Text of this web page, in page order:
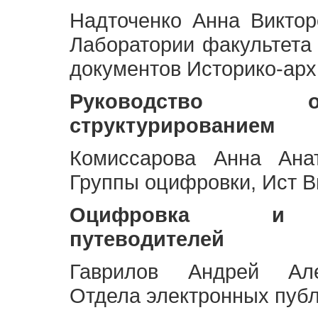
Надточенко Анна
Лаборатории
документов Историко-
Руководство
структурированием
Комиссарова Анна
Группы оцифровки, Ист
Оцифровка и
путеводителей
Гаврилов Андрей
Отдела электронных